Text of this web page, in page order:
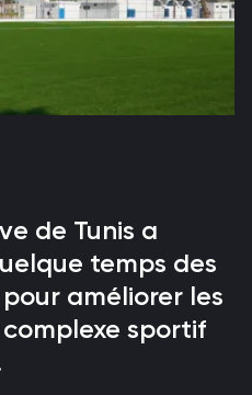
de Tunis a
temps des
améliorer les
sportif